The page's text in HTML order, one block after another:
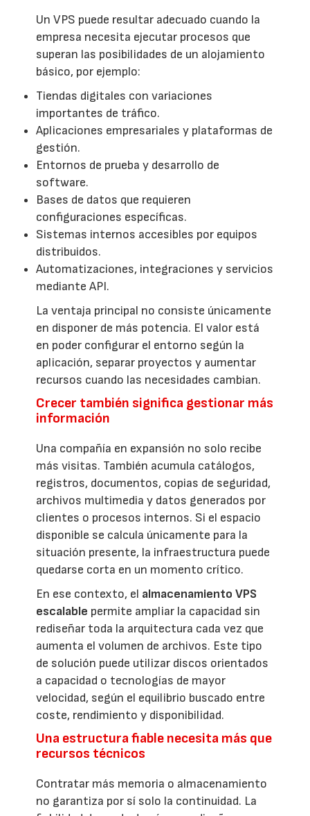
Un VPS puede resultar adecuado cuando la
empresa necesita ejecutar procesos que
superan las posibilidades de un alojamiento
básico, por ejemplo:
Tiendas digitales con variaciones
importantes de tráfico.
Aplicaciones empresariales y plataformas de
gestión.
Entornos de prueba y desarrollo de
software.
Bases de datos que requieren
configuraciones específicas.
Sistemas internos accesibles por equipos
distribuidos.
Automatizaciones, integraciones y servicios
mediante API.
La ventaja principal no consiste únicamente
en disponer de más potencia. El valor está
en poder configurar el entorno según la
aplicación, separar proyectos y aumentar
recursos cuando las necesidades cambian.
Crecer también significa gestionar más
información
Una compañía en expansión no solo recibe
más visitas. También acumula catálogos,
registros, documentos, copias de seguridad,
archivos multimedia y datos generados por
clientes o procesos internos. Si el espacio
disponible se calcula únicamente para la
situación presente, la infraestructura puede
quedarse corta en un momento crítico.
En ese contexto, el almacenamiento VPS
escalable permite ampliar la capacidad sin
rediseñar toda la arquitectura cada vez que
aumenta el volumen de archivos. Este tipo
de solución puede utilizar discos orientados
a capacidad o tecnologías de mayor
velocidad, según el equilibrio buscado entre
coste, rendimiento y disponibilidad.
Una estructura fiable necesita más que
recursos técnicos
Contratar más memoria o almacenamiento
no garantiza por sí solo la continuidad. La